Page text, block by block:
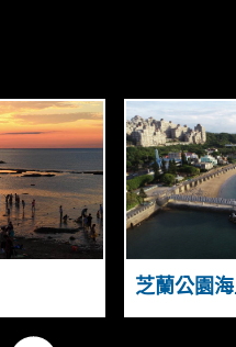
芝蘭公園